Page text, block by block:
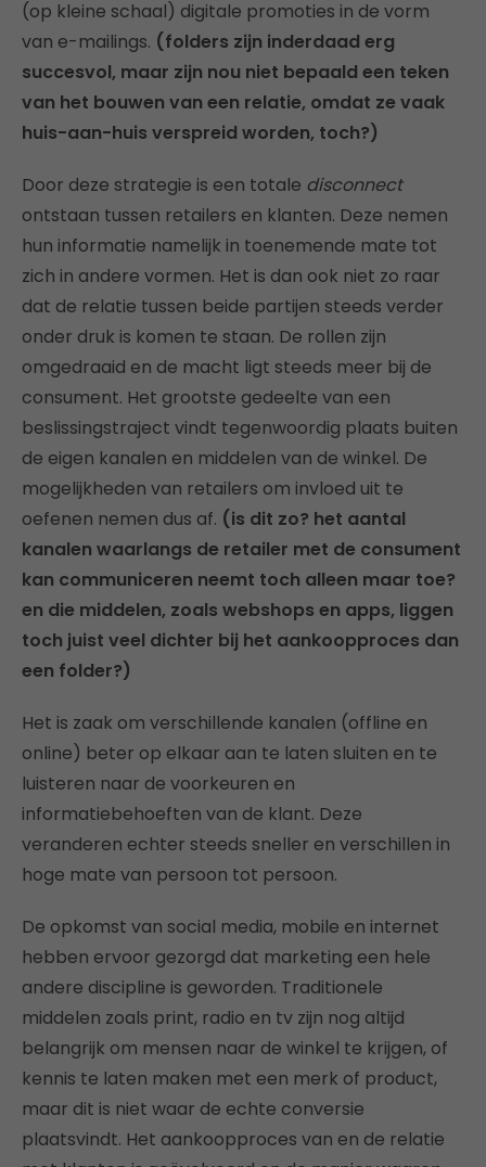
(op kleine schaal) digitale promoties in de vorm
van e-mailings. (folders zijn inderdaad erg
succesvol, maar zijn nou niet bepaald een teken
van het bouwen van een relatie, omdat ze vaak
huis-aan-huis verspreid worden, toch?)
Door deze strategie is een totale disconnect
ontstaan tussen retailers en klanten. Deze nemen
hun informatie namelijk in toenemende mate tot
zich in andere vormen. Het is dan ook niet zo raar
dat de relatie tussen beide partijen steeds verder
onder druk is komen te staan. De rollen zijn
omgedraaid en de macht ligt steeds meer bij de
consument. Het grootste gedeelte van een
beslissingstraject vindt tegenwoordig plaats buiten
de eigen kanalen en middelen van de winkel. De
mogelijkheden van retailers om invloed uit te
oefenen nemen dus af. (is dit zo? het aantal
kanalen waarlangs de retailer met de consument
kan communiceren neemt toch alleen maar toe?
en die middelen, zoals webshops en apps, liggen
toch juist veel dichter bij het aankoopproces dan
een folder?)
Het is zaak om verschillende kanalen (offline en
online) beter op elkaar aan te laten sluiten en te
luisteren naar de voorkeuren en
informatiebehoeften van de klant. Deze
veranderen echter steeds sneller en verschillen in
hoge mate van persoon tot persoon.
De opkomst van social media, mobile en internet
hebben ervoor gezorgd dat marketing een hele
andere discipline is geworden. Traditionele
middelen zoals print, radio en tv zijn nog altijd
belangrijk om mensen naar de winkel te krijgen, of
kennis te laten maken met een merk of product,
maar dit is niet waar de echte conversie
plaatsvindt. Het aankoopproces van en de relatie